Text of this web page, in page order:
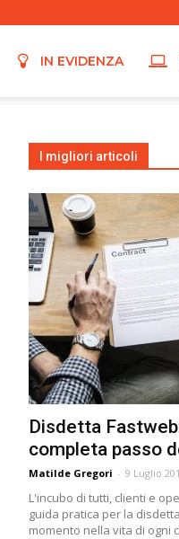
IN EVIDENZA
I migliori articoli
Disdetta
completa passo
Matilde Gregori - 9 Luglio
L'incubo di tutti, clienti e
guida pratica per la
momento nella vita di ogni